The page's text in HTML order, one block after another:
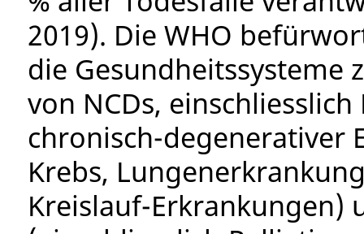
2019). Die WHO
die Gesundheitssysteme
von NCDs,
chronisch-degenerativer
Krebs,
Kreislauf-Erkrankungen)